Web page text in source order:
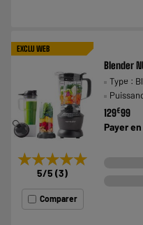
EXCLU WEB
★★★★★
★★★★★
5/5 (3)
Comparer
Blender
Type :
129€99
Payer en